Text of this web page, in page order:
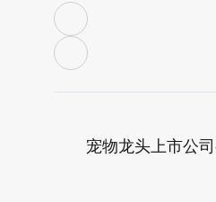
宠物龙头上市公司